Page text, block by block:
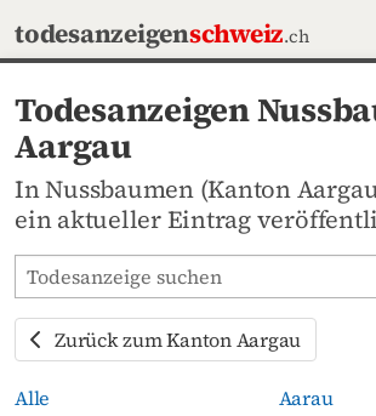
todesanzeigenschweiz.ch
Todesanzeigen
Aargau
In Nussbaumen (Kanton
ein aktueller Eintrag
Todesanzeigen-Portal durchsuchen
Zurück zum Kanton Aargau
Alle
Aarau